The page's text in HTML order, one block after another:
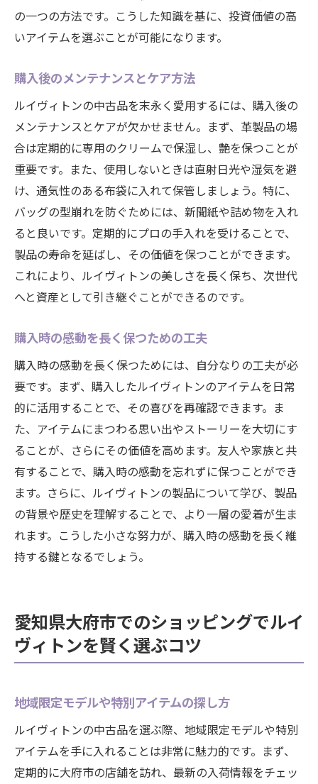
の一つの方法です。こうした知識を基に、投資価値の高
いアイテムを選ぶことが可能になります。
購入後のメンテナンスとケア方法
ルイヴィトンの中古品を末永く愛用するには、購入後の
メンテナンスとケアが欠かせません。まず、革製品の場
合は定期的に専用のクリームで保湿し、艶を保つことが
重要です。また、使用しないときは直射日光や湿気を避
け、通気性のある布袋に入れて保管しましょう。特に、
バッグの型崩れを防ぐためには、新聞紙や詰め物を入れ
ると良いです。定期的にプロの手入れを受けることで、
製品の寿命を延ばし、その価値を保つことができます。
これにより、ルイヴィトンの美しさを長く保ち、次世代
へと資産として引き継ぐことができるのです。
購入時の感動を長く保つための工夫
購入時の感動を長く保つためには、自分なりの工夫が必
要です。まず、購入したルイヴィトンのアイテムを日常
的に活用することで、その喜びを再確認できます。ま
た、アイテムにまつわる思い出やストーリーを大切にす
ることが、さらにその価値を高めます。友人や家族と共
有することで、購入時の感動を忘れずに保つことができ
ます。さらに、ルイヴィトンの製品について学び、製品
の背景や歴史を理解することで、より一層の愛着が生ま
れます。こうした小さな努力が、購入時の感動を長く維
持する鍵となるでしょう。
愛知県大府市でのショッピングでルイ
ヴィトンを賢く選ぶコツ
地域限定モデルや特別アイテムの探し方
ルイヴィトンの中古品を選ぶ際、地域限定モデルや特別
アイテムを手に入れることは非常に魅力的です。まず、
定期的に大府市の店舗を訪れ、最新の入荷情報をチェッ